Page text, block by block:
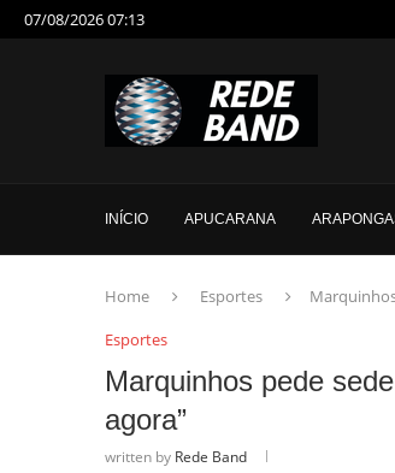
07/08/2026 07:13
INÍCIO APUCARANA
Home Esportes
Esportes
Marquinhos pede
agora”
written by Rede Band